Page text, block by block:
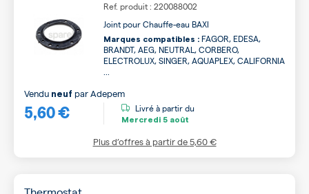
Ref. produit : 220088002
Joint pour Chauffe-eau BAXI
Marques compatibles : FAGOR, EDESA,
BRANDT, AEG, NEUTRAL, CORBERO,
ELECTROLUX, SINGER, AQUAPLEX, CALIFORNIA
5,60 €
Vendu neuf parAdepem
Livré à partir du
Mercredi 5 août
Plus d’offres à partir de5,60 €